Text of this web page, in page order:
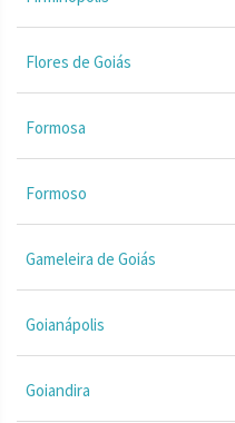
Flores de Goiás
Formosa
Formoso
Gameleira de Goiás
Goianápolis
Goiandira